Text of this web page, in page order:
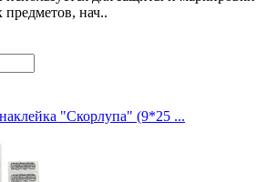
нач..
"Скорлупа" (9*25 ...